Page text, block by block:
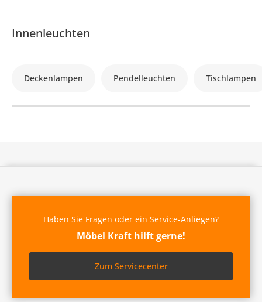
Innenleuchten
Deckenlampen Pendelleuchten Tischlampen
Haben Sie Fragen oder ein Service-Anliegen?
Möbel Kraft hilft gerne!
Zum Servicecenter